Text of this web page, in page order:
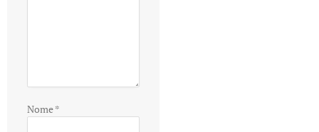
Nome*